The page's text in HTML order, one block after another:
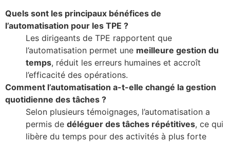
Quels sont les principaux bénéfices de
l’automatisation pour les TPE ?
Les dirigeants de TPE rapportent que
l’automatisation permet une meilleure gestion du
temps, réduit les erreurs humaines et accroît
l’efficacité des opérations.
Comment l’automatisation a-t-elle changé la gestion
quotidienne des tâches ?
Selon plusieurs témoignages, l’automatisation a
permis de déléguer des tâches répétitives, ce qui
libère du temps pour des activités à plus forte